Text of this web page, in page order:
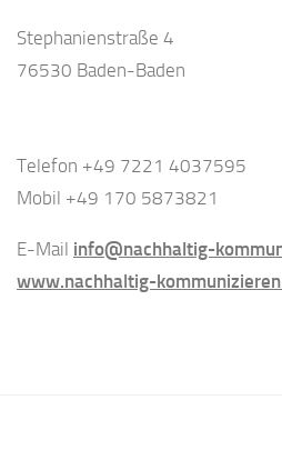
Stephanienstraße 4
76530 Baden-Baden
Telefon +49 7221 4037595
Mobil +49 170 5873821
E-Mail info@nachhaltig-
www.nachhaltig-